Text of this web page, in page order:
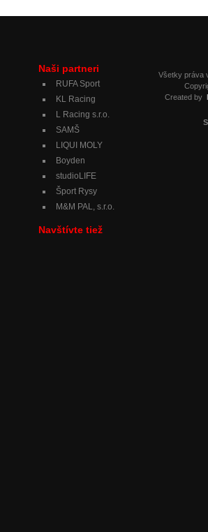
Všetky práva
Created by
Naši partneri
RUFA Sport
KL Racing
L Racing s.r.o.
SAMŠ
LIQUI MOLY
Boyden
studioLIFE
Šport Rysy
M&M PAL, s.r.o.
Navštívte tiež